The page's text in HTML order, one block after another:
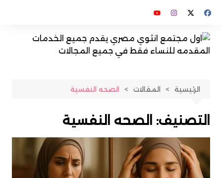
إلى
المحتوى
الرئيسية المقالات الصحه النفسية
التصنيف: الصحه النفسية